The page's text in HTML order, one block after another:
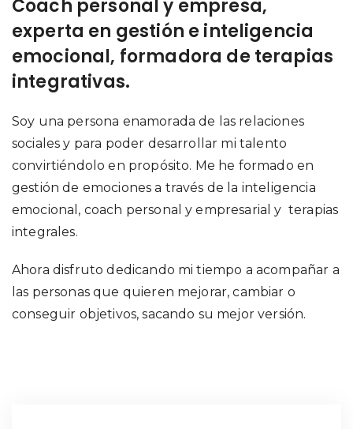
Coach personal y empresa,
experta en gestión e inteligencia
emocional, formadora de terapias
integrativas.
Soy una persona enamorada de las relaciones
sociales y para poder desarrollar mi talento
convirtiéndolo en propósito. Me he formado en
gestión de emociones a través de la inteligencia
emocional, coach personal y empresarial y terapias
integrales.
Ahora disfruto dedicando mi tiempo a acompañar a
las personas que quieren mejorar, cambiar o
conseguir objetivos, sacando su mejor versión.